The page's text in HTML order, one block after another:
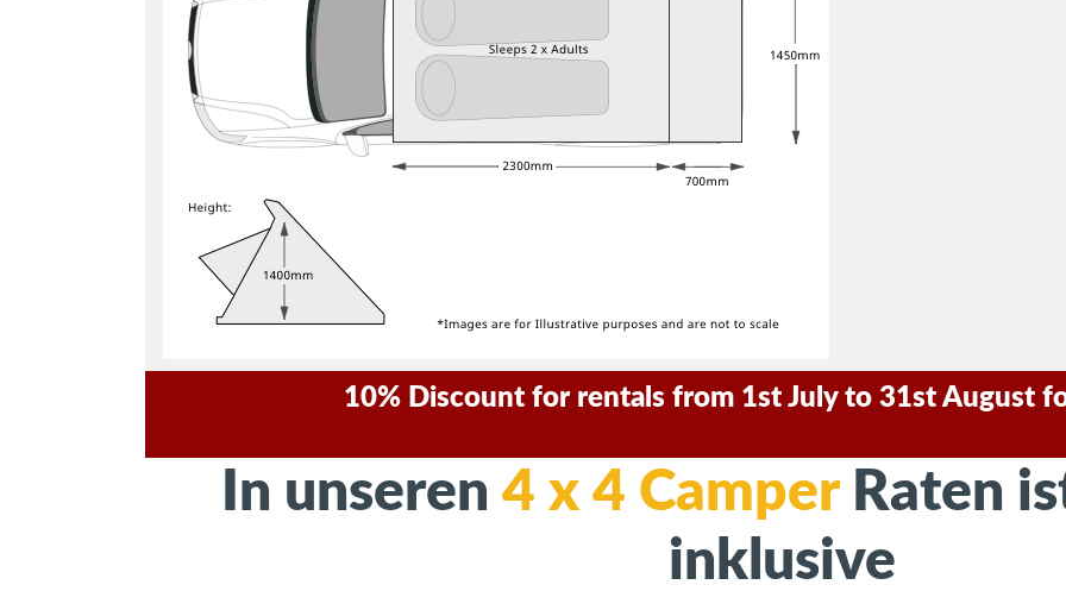
10% Discount for rentals from 1st July to 31st August
In unseren 4 x 4 CamperRaten
inklusive